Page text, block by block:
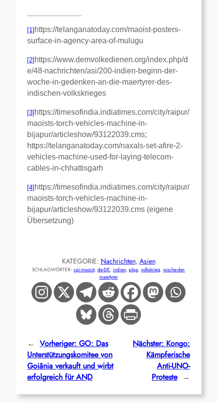
[1] https://telanganatoday.com/maoist-posters-
surface-in-agency-area-of-mulugu
[2] https://www.demvolkedienen.org/index.php/d
e/48-nachrichten/asi/200-indien-beginn-der-
woche-in-gedenken-an-die-maertyrer-des-
indischen-volkskrieges
[3] https://timesofindia.indiatimes.com/city/raipur/
maoists-torch-vehicles-machine-in-
bijapur/articleshow/93122039.cms;
https://telanganatoday.com/naxals-set-afire-2-
vehicles-machine-used-for-laying-telecom-
cables-in-chhattisgarh
[4] https://timesofindia.indiatimes.com/city/raipur/
maoists-torch-vehicles-machine-in-
bijapur/articleshow/93122039.cms (eigene
Übersetzung)
KATEGORIE: Nachrichten, Asien
SCHLAGWÖRTER: cpi-maoist, de-DE, indien, plga, volkskrieg, woche-der-
maertyrer
← Vorheriger: GO: Das
Unterstützungskomitee von
Goiânia verkauft und wirbt
erfolgreich für AND
Nächster: Kongo:
Kämpferische
Anti-UNO-
Proteste →